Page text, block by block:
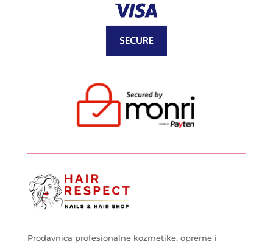
Prodavnica profesionalne kozmetike, opreme i